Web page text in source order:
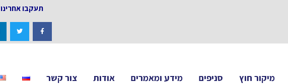
תעקבו אחרינו
מיקור חוץ סניפים מידע ומאמרים אודות צור קשר